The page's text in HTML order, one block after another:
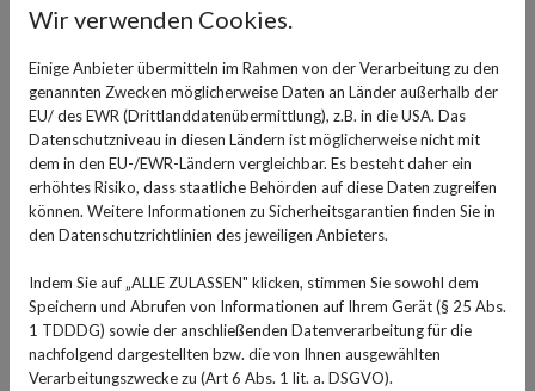
selben Raum schlafen möchten und es wegen des Lärms
schlecht können - es kann vor allem ein Problem für
diejenigen werden, die regelmäßig schnarchen. Denn
auch sie schlafen nicht erholsam, was sich auf den
Blutdruck und das Herz auswirken kann.
Etwa bei der Hälfte der Betroffenen schadet
Schnarchen nicht dem Körper. Bei anderen jedoch
kommt zum Schnarchen eine Schlafapnoe dazu. Diese
Atemaussetzer sorgen dafür, dass weniger Sauerstoff in
den Körper gelangt. Das ist für das Herz schwer zu
Wir verwenden Cookies.
Einige Anbieter übermitteln im Rahmen von der Verarbeitung zu den
genannten Zwecken möglicherweise Daten an Länder außerhalb der
EU/ des EWR (Drittlanddatenübermittlung), z.B. in die USA. Das
Datenschutzniveau in diesen Ländern ist möglicherweise nicht mit
dem in den EU-/EWR-Ländern vergleichbar. Es besteht daher ein
erhöhtes Risiko, dass staatliche Behörden auf diese Daten zugreifen
können. Weitere Informationen zu Sicherheitsgarantien finden Sie in
den Datenschutzrichtlinien des jeweiligen Anbieters.
Indem Sie auf „ALLE ZULASSEN" klicken, stimmen Sie sowohl dem
Speichern und Abrufen von Informationen auf Ihrem Gerät (§ 25 Abs.
1 TDDDG) sowie der anschließenden Datenverarbeitung für die
nachfolgend dargestellten bzw. die von Ihnen ausgewählten
Verarbeitungszwecke zu (Art 6 Abs. 1 lit. a. DSGVO).